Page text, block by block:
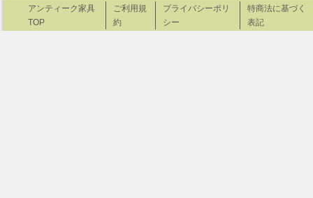
アンティーク家具
TOP
ご利用規
約
プライバシーポリ
シー
特商法に基づく
表記